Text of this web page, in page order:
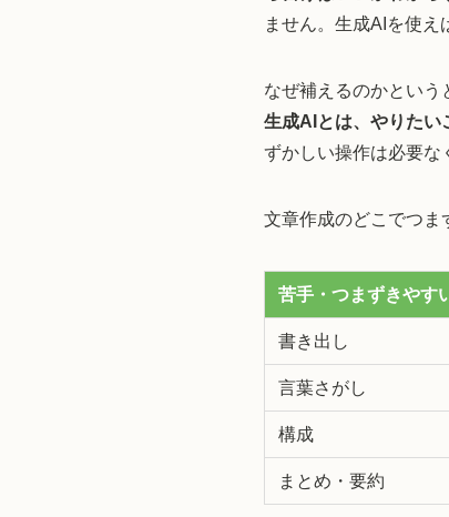
ません。生成AIを使え
なぜ補えるのかとい
生成AIとは、やりたい
ずかしい操作は必要な
文章作成のどこでつま
苦手・つまずきやす
書き出し
言葉さがし
構成
まとめ・要約